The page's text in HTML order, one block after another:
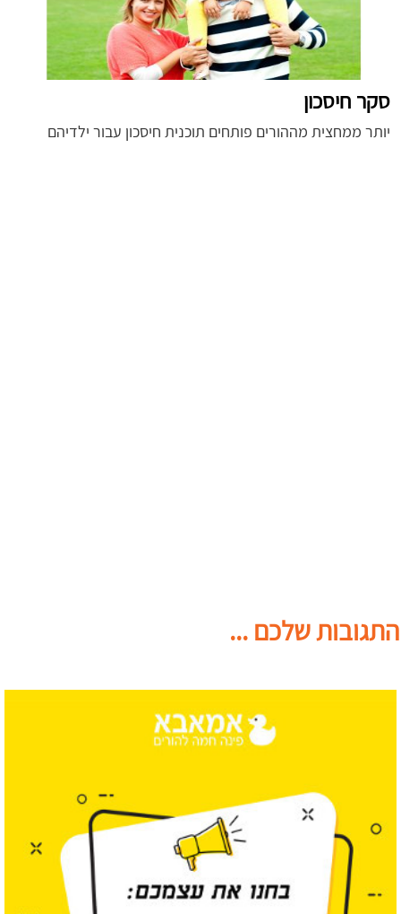
סקר חיסכון
יותר ממחצית מההורים פותחים תוכנית חיסכון עבור ילדיהם
התגובות שלכם ...